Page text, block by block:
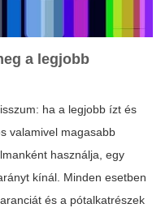
a legjobb
ha a legjobb ízt és
valamivel magasabb
használja, egy
kínál. Minden esetben
és a pótalkatrészek